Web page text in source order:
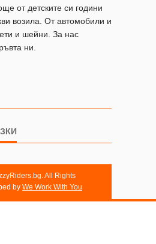
от детските си години
возила. От автомобили и
и шейни. За нас
ни.
All Rights
by We Work With You